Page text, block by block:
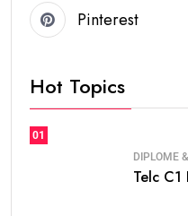
Pinterest
Hot Topics
01
DIPLOME
Telc C1